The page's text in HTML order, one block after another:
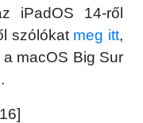
iPadOS 14-ről
szólókat meg itt,
a macOS Big Sur